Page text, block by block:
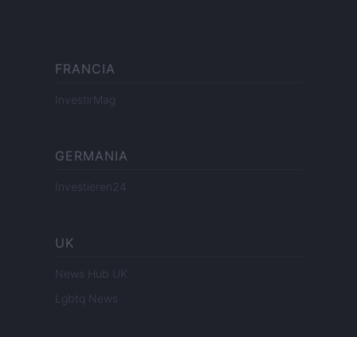
FRANCIA
InvestirMag
GERMANIA
Investieren24
UK
News Hub UK
Lgbtq News